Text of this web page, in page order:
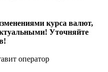
курса валют,
Уточняйте
оператор